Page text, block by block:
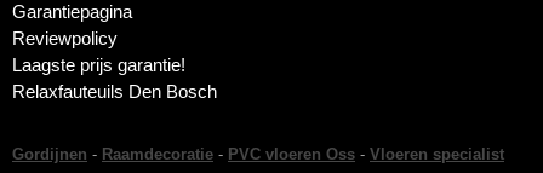
Garantiepagina
Reviewpolicy
Laagste prijs garantie!
Relaxfauteuils Den Bosch
Gordijnen - Raamdecoratie - PVC vloeren Oss - Vloeren specialist